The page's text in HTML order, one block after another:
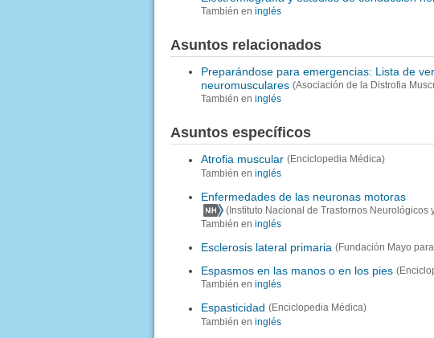
También en inglés
Asuntos relacionados
Preparándose para emergencias: Lista de
neuromusculares (Asociación de la Distrofia
También en inglés
Asuntos específicos
Atrofia muscular (Enciclopedia Médica)
También en inglés
Enfermedades de las neuronas motoras
(Instituto Nacional de Trastornos Neurológicos
También en inglés
Esclerosis lateral primaria (Fundación Mayo
Espasmos en las manos o en los pies
También en inglés
Espasticidad (Enciclopedia Médica)
También en inglés